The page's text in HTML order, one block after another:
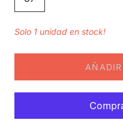
Solo 1 unidad en stock!